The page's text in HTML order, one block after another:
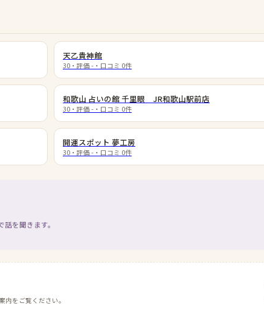
天乙貴神館
30 ・評価 - ・口コミ 0件
和歌山 占いの館 千里眼 JR和歌山駅前店
30 ・評価 - ・口コミ 0件
開運スポット 夢工房
30 ・評価 - ・口コミ 0件
を聞きます。
をご覧ください。